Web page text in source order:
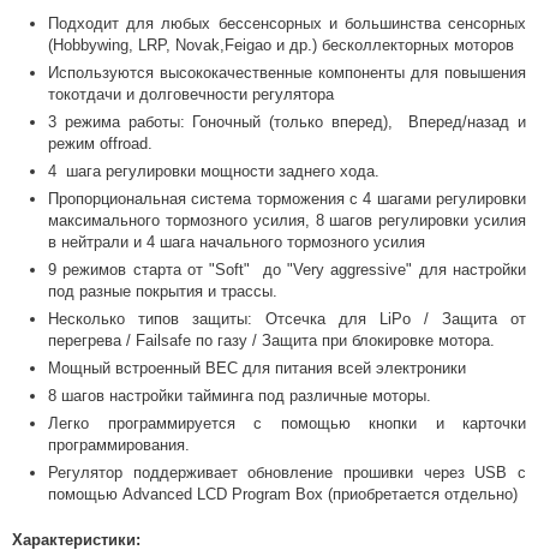
Подходит для любых бессенсорных и большинства сенсорных
(Hobbywing, LRP, Novak,Feigao и др.) бесколлекторных моторов
Используются высококачественные компоненты для повышения
токотдачи и долговечности регулятора
3 режима работы: Гоночный (только вперед), Вперед/назад и
режим offroad.
4 шага регулировки мощности заднего хода.
Пропорциональная система торможения с 4 шагами регулировки
максимального тормозного усилия, 8 шагов регулировки усилия
в нейтрали и 4 шага начального тормозного усилия
9 режимов старта от "Soft" до "Very aggressive" для настройки
под разные покрытия и трассы.
Несколько типов защиты: Отсечка для LiPo / Защита от
перегрева / Failsafe по газу / Защита при блокировке мотора.
Мощный встроенный BEC для питания всей электроники
8 шагов настройки тайминга под различные моторы.
Легко программируется с помощью кнопки и карточки
программирования.
Регулятор поддерживает обновление прошивки через USB с
помощью Advanced LCD Program Box (приобретается отдельно)
Характеристики: